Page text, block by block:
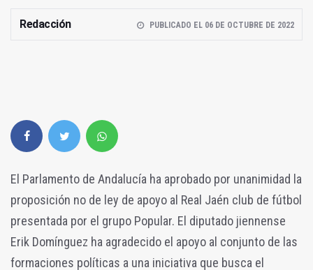
Redacción PUBLICADO EL 06 DE OCTUBRE DE 2022
El Parlamento de Andalucía ha aprobado por unanimidad la
proposición no de ley de apoyo al Real Jaén club de fútbol
presentada por el grupo Popular. El diputado jiennense
Erik Domínguez ha agradecido el apoyo al conjunto de las
formaciones políticas a una iniciativa que busca el